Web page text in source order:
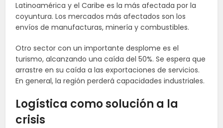
Latinoamérica y el Caribe es la más afectada por la
coyuntura. Los mercados más afectados son los
envíos de manufacturas, minería y combustibles.
Otro sector con un importante desplome es el
turismo, alcanzando una caída del 50%. Se espera que
arrastre en su caída a las exportaciones de servicios.
En general, la región perderá capacidades industriales.
Logística como solución a la
crisis